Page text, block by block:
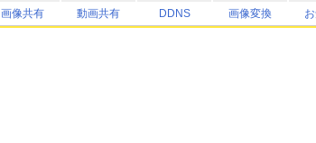
画像共有 動画共有 DDNS 画像変換